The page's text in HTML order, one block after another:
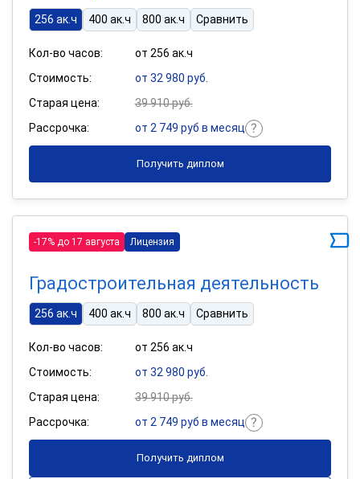
256 ак.ч 400 ак.ч 800 ак.ч Сравнить
Кол-во часов:
от 256 ак.ч
Стоимость:
от 32 980 руб.
Старая цена:
39 910 руб.
Рассрочка:
от 2 749 руб в месяц
Получить диплом
-17% до 17 августа Лицензия
Градостроительная деятельность
256 ак.ч 400 ак.ч 800 ак.ч Сравнить
Кол-во часов:
от 256 ак.ч
Стоимость:
от 32 980 руб.
Старая цена:
39 910 руб.
Рассрочка:
от 2 749 руб в месяц
Получить диплом